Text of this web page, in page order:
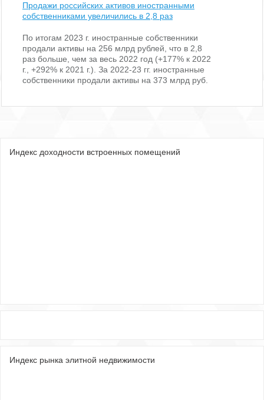
Индекс доходности встроенных помещений
Индекс рынка элитной недвижимости
Продажи российских активов иностранными
собственниками увеличились в 2,8 раз
По итогам 2023 г. иностранные собственники
продали активы на 256 млрд рублей, что в 2,8
раз больше, чем за весь 2022 год (+177% к 2022
г., +292% к 2021 г.). За 2022-23 гг. иностранные
собственники продали активы на 373 млрд руб.